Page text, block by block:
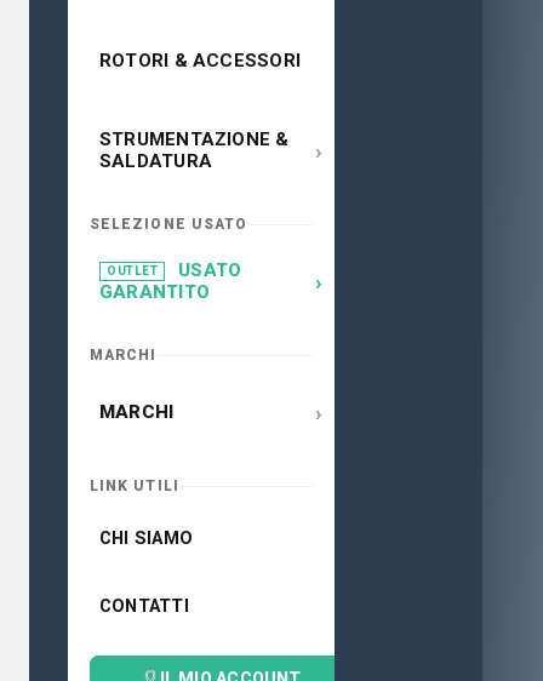
ROTORI & ACCESSORI
STRUMENTAZIONE &
SALDATURA
›
SELEZIONE USATO
OUTLET
USATO
GARANTITO
›
MARCHI
MARCHI ›
LINK UTILI
CHI SIAMO
CONTATTI